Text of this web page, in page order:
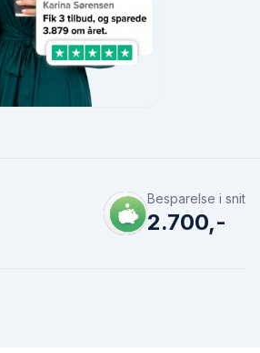
Besparelse i snit
2.700,-